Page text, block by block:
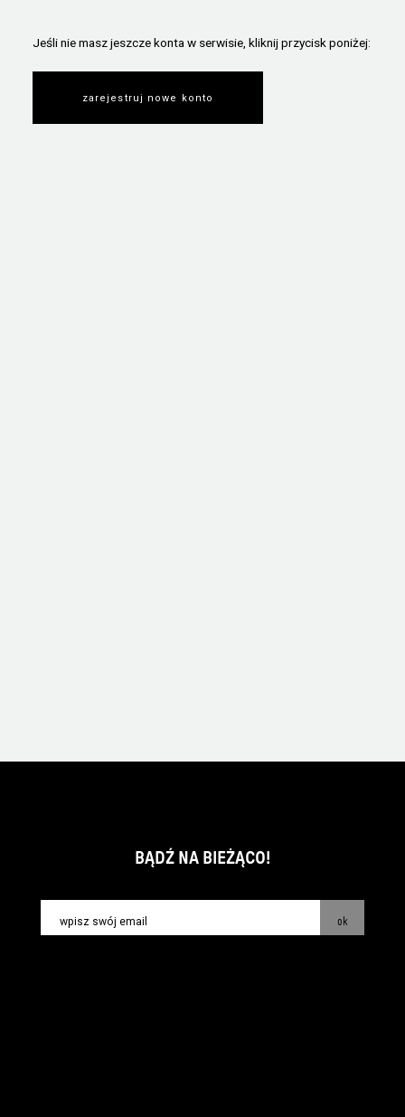
Jeśli nie masz jeszcze konta w serwisie, kliknij przycisk poniżej:
zarejestruj nowe konto
BĄDŹ NA BIEŻĄCO!
ok